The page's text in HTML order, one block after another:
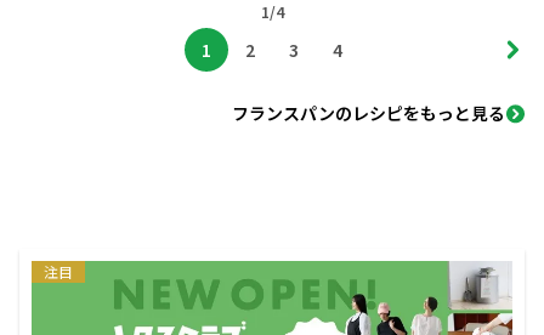
1/4
1 2 3 4
フランスパンのレシピをもっと見る
注目